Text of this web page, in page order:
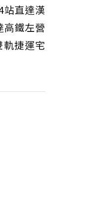
站直達漢
鐵左營
捷運宅